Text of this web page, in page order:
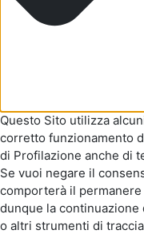
Questo Sito utilizza
corretto funzionamento
di Profilazione anche di
Se vuoi negare il
comporterà il
dunque la continuazione
o altri strumenti di